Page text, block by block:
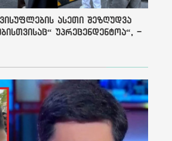
ასეთი შეზღუდვა
უპრეცენდენტოა“, -